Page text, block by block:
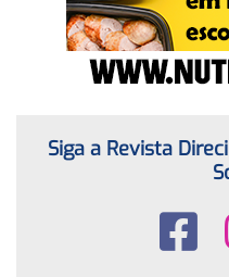
Siga a Revista